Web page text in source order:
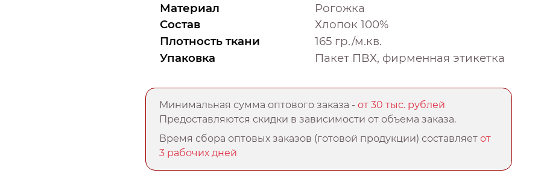
Материал
Рогожка
Состав
Хлопок 100%
Плотность ткани
165 гр./м.кв.
Упаковка
Пакет ПВХ, фирменная этикетка
Минимальная сумма оптового заказа -от 30 тыс. рублей
Предоставляются скидки в зависимости от объема заказа.
Время сбора оптовых заказов (готовой продукции) составляетот
3 рабочих дней